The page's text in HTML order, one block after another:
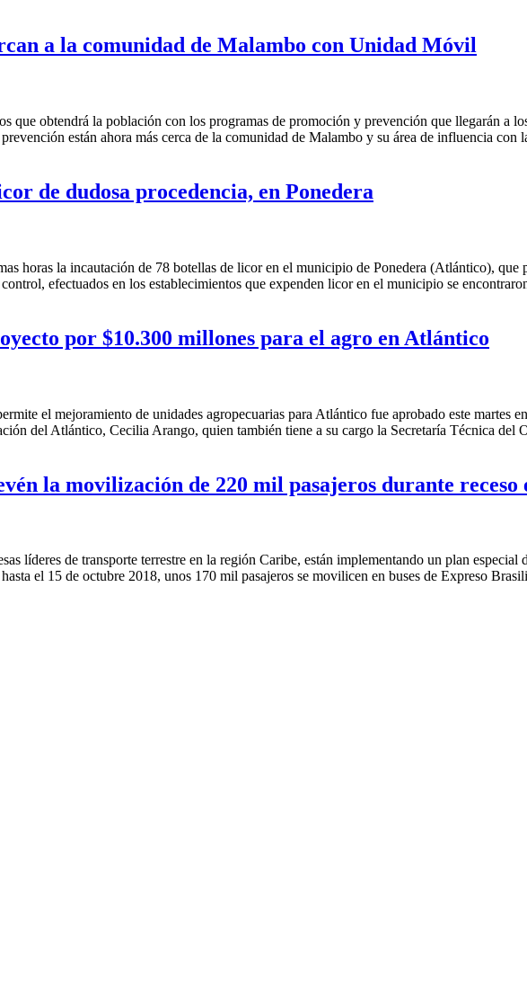
a la comunidad de Malambo con Unidad Móvil
que obtendrá la población con los programas de promoción y prevención que llegarán
están ahora más cerca de la comunidad de Malambo y su área de influencia con
de dudosa procedencia, en Ponedera
horas la incautación de 78 botellas de licor en el municipio de Ponedera (Atlántico),
efectuados en los establecimientos que expenden licor en el municipio se
por $10.300 millones para el agro en Atlántico
el mejoramiento de unidades agropecuarias para Atlántico fue aprobado este
del Atlántico, Cecilia Arango, quien también tiene a su cargo la Secretaría Técnica del
la movilización de 220 mil pasajeros durante receso
líderes de transporte terrestre en la región Caribe, están implementando un plan
el 15 de octubre 2018, unos 170 mil pasajeros se movilicen en buses de Expreso